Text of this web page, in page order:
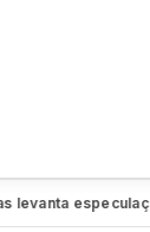
especulações ●